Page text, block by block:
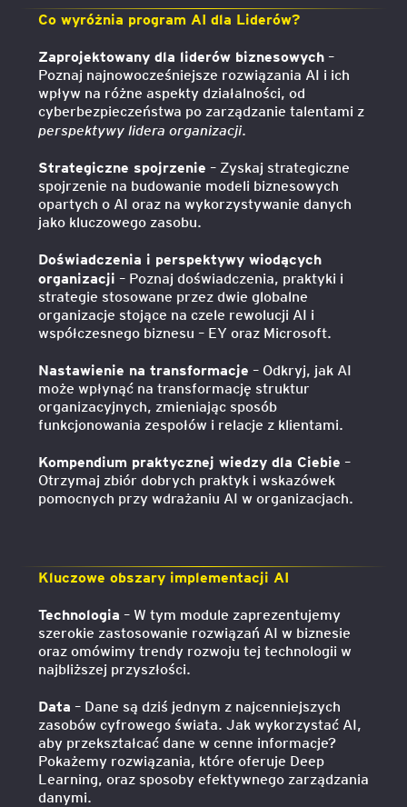
Co wyróżnia program AI dla Liderów?
Zaprojektowany dla liderów biznesowych –
Poznaj najnowocześniejsze rozwiązania AI i ich
wpływ na różne aspekty działalności, od
cyberbezpieczeństwa po zarządzanie talentami z
perspektywy lidera organizacji.
Strategiczne spojrzenie – Zyskaj strategiczne
spojrzenie na budowanie modeli biznesowych
opartych o AI oraz na wykorzystywanie danych
jako kluczowego zasobu.
Doświadczenia i perspektywy wiodących
organizacji – Poznaj doświadczenia, praktyki i
strategie stosowane przez dwie globalne
organizacje stojące na czele rewolucji AI i
współczesnego biznesu – EY oraz Microsoft.
Nastawienie na transformacje – Odkryj, jak AI
może wpłynąć na transformację struktur
organizacyjnych, zmieniając sposób
funkcjonowania zespołów i relacje z klientami.
Kompendium praktycznej wiedzy dla Ciebie –
Otrzymaj zbiór dobrych praktyk i wskazówek
pomocnych przy wdrażaniu AI w organizacjach.
Kluczowe obszary implementacji AI
Technologia – W tym module zaprezentujemy
szerokie zastosowanie rozwiązań AI w biznesie
oraz omówimy trendy rozwoju tej technologii w
najbliższej przyszłości.
Data – Dane są dziś jednym z najcenniejszych
zasobów cyfrowego świata. Jak wykorzystać AI,
aby przekształcać dane w cenne informacje?
Pokażemy rozwiązania, które oferuje Deep
Learning, oraz sposoby efektywnego zarządzania
danymi.